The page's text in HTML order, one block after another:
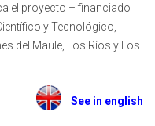
el proyecto – financiado
y Tecnológico,
del Maule, Los Ríos y Los
See in english